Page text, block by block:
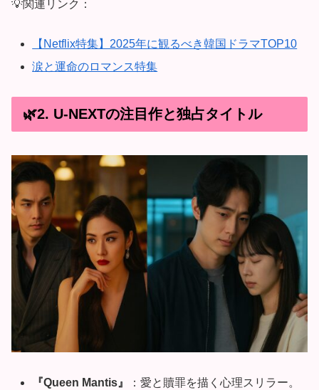
💡関連リンク：
【Netflix特集】2025年に観るべき韓国ドラマTOP10
涙と運命のロマンス特集
🌿2. U-NEXTの注目作と独占タイトル
『Queen Mantis』
：愛と贖罪を描く心理スリラー。